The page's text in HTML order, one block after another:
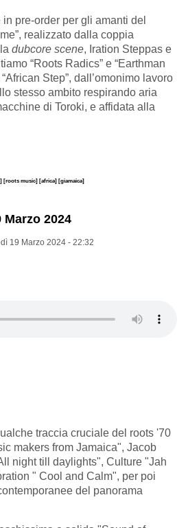
pre-order per gli amanti del
realizzato dalla coppia
dubcore scene, Iration Steppas e
“Roots Radics” e “Earthman
Step”, dall’omonimo lavoro
stesso ambito respirando aria
di Toroki, e affidata alla
[roots music] [africa] [giamaica]
Marzo 2024
19 Marzo 2024 - 22:32
traccia cruciale del roots '70
makers from Jamaica", Jacob
night till daylights", Culture "Jah
" Cool and Calm", per poi
del panorama